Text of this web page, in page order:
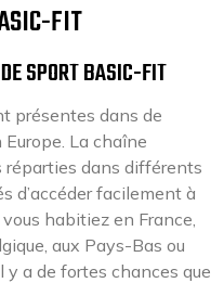
FIT
SPORT BASIC-FIT
présentes dans de
La chaîne
réparties dans différents
d’accéder facilement à
habitiez en France,
aux Pays-Bas ou
y a de fortes chances que